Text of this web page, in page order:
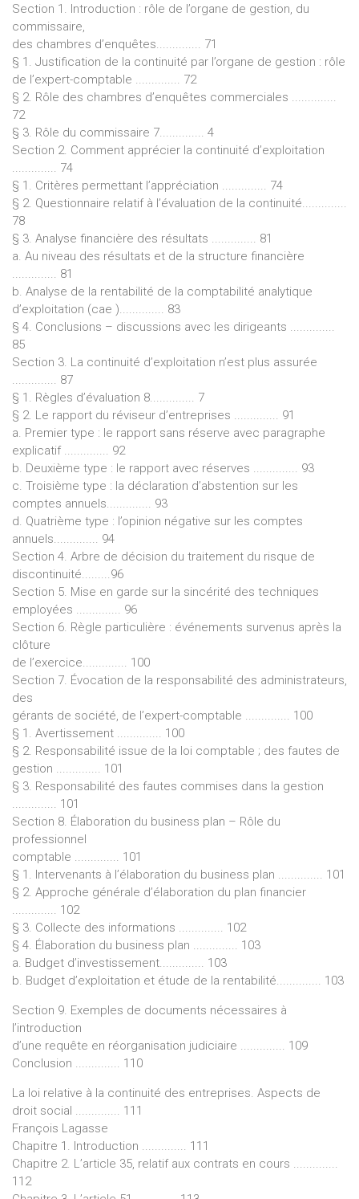
Section 1. Introduction : rôle de l’organe de gestion, du
commissaire,
des chambres d’enquêtes.............. 71
§ 1. Justification de la continuité par l’organe de gestion : rôle
de l’expert-comptable .............. 72
§ 2. Rôle des chambres d’enquêtes commerciales ..............
72
§ 3. Rôle du commissaire 7.............. 4
Section 2. Comment apprécier la continuité d’exploitation
.............. 74
§ 1. Critères permettant l’appréciation .............. 74
§ 2. Questionnaire relatif à l’évaluation de la continuité..............
78
§ 3. Analyse financière des résultats .............. 81
a. Au niveau des résultats et de la structure financière
.............. 81
b. Analyse de la rentabilité de la comptabilité analytique
d’exploitation (cae ).............. 83
§ 4. Conclusions – discussions avec les dirigeants ..............
85
Section 3. La continuité d’exploitation n’est plus assurée
.............. 87
§ 1. Règles d’évaluation 8.............. 7
§ 2. Le rapport du réviseur d’entreprises .............. 91
a. Premier type : le rapport sans réserve avec paragraphe
explicatif .............. 92
b. Deuxième type : le rapport avec réserves .............. 93
c. Troisième type : la déclaration d’abstention sur les
comptes annuels.............. 93
d. Quatrième type : l’opinion négative sur les comptes
annuels.............. 94
Section 4. Arbre de décision du traitement du risque de
discontinuité.........96
Section 5. Mise en garde sur la sincérité des techniques
employées .............. 96
Section 6. Règle particulière : événements survenus après la
clôture
de l’exercice.............. 100
Section 7. Évocation de la responsabilité des administrateurs,
des
gérants de société, de l’expert-comptable .............. 100
§ 1. Avertissement .............. 100
§ 2. Responsabilité issue de la loi comptable ; des fautes de
gestion .............. 101
§ 3. Responsabilité des fautes commises dans la gestion
.............. 101
Section 8. Élaboration du business plan – Rôle du
professionnel
comptable .............. 101
§ 1. Intervenants à l’élaboration du business plan .............. 101
§ 2. Approche générale d’élaboration du plan financier
.............. 102
§ 3. Collecte des informations .............. 102
§ 4. Élaboration du business plan .............. 103
a. Budget d’investissement.............. 103
b. Budget d’exploitation et étude de la rentabilité.............. 103
Section 9. Exemples de documents nécessaires à
l’introduction
d’une requête en réorganisation judiciaire .............. 109
Conclusion .............. 110
La loi relative à la continuité des entreprises. Aspects de
droit social .............. 111
François Lagasse
Chapitre 1. Introduction .............. 111
Chapitre 2. L’article 35, relatif aux contrats en cours ..............
112